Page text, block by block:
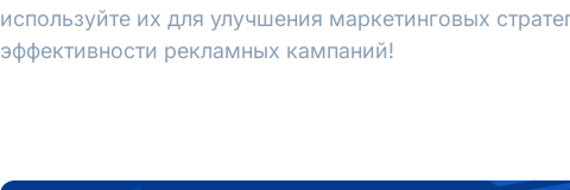
используйте их для улучшения маркетинговых
эффективности рекламных кампаний!